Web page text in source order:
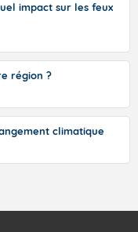
impact sur les feux
région ?
climatique